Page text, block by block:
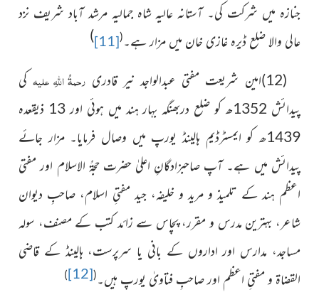
جنازہ میں شرکت کی۔ آستانہ عالیہ شاہ جمالیہ مرشد آباد شریف نزد
عالی والا ضلع ڈیرہ غازی خان میں مزار ہے۔(
[11]
)
(12)امین شریعت مفتی عبدالواجد نیر قادری رحمۃُ اللہِ علیہکی
پیدائش 1352ھ کو ضلع دربھنگہ بہار ہند میں ہوئی اور 13 ذیقعدہ
1439ھ کو ایمسٹرڈیم ہالینڈ یورپ میں وصال فرمایا۔ مزار جائے
پیدائش میں ہے۔ آپ صاحبزادگانِ اعلیٰ حضرت حجۃُ الاسلام اور مفتی
اعظم ہند کے تلمیذ و مرید و خلیفہ، جید مفتیِ اسلام، صاحبِ دیوان
شاعر، بہترین مدرس و مقرر، پچاس سے زائد کتب کے مصنف، سولہ
مساجد، مدارس اور اداروں کے بانی یا سرپرست، ہالینڈ کے قاضی
القضاۃ و مفتیِ اعظم اور صاحبِ فتاویٰ یورپ ہیں۔(
[12]
)